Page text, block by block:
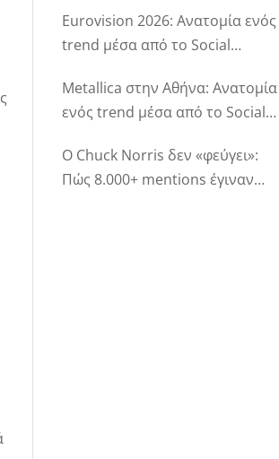
Eurovision 2026: Ανατομία ενός
trend μέσα από το Social
Metallica στην Αθήνα: Ανατομία
ενός trend μέσα από το Social
Ο Chuck Norris δεν «φεύγει»:
Πώς 8.000+ mentions έγιναν